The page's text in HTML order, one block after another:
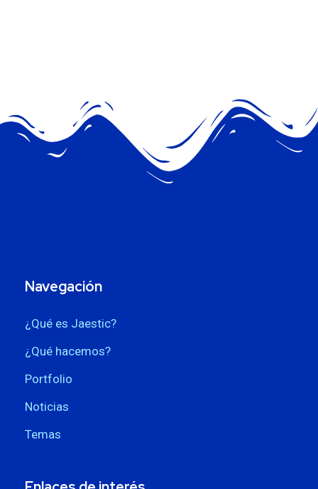
Navegación
¿Qué es Jaestic?
¿Qué hacemos?
Portfolio
Noticias
Temas